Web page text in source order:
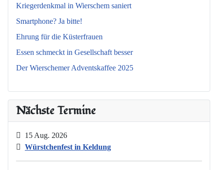
Kriegerdenkmal in Wierschem saniert
Smartphone? Ja bitte!
Ehrung für die Küsterfrauen
Essen schmeckt in Gesellschaft besser
Der Wierschemer Adventskaffee 2025
Nächste Termine
15 Aug. 2026
Würstchenfest in Keldung